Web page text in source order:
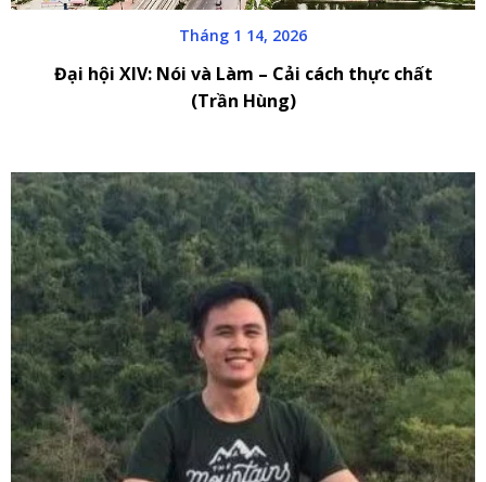
Tháng 1 14, 2026
Đại hội XIV: Nói và Làm – Cải cách thực chất
(Trần Hùng)